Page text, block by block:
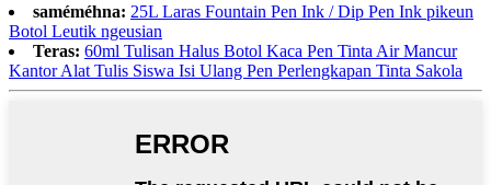
saméméhna: 25L Laras Fountain Pen Ink / Dip Pen Ink pikeun
Botol Leutik ngeusian
Teras: 60ml Tulisan Halus Botol Kaca Pen Tinta Air Mancur
Kantor Alat Tulis Siswa Isi Ulang Pen Perlengkapan Tinta Sakola